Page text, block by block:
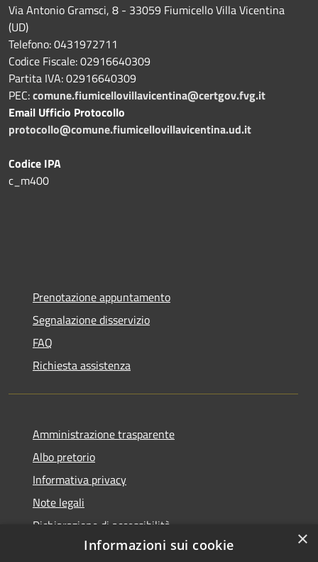
Via Antonio Gramsci, 8 - 33059 Fiumicello Villa Vicentina
(UD)
Telefono: 0431972711
Codice Fiscale: 02916640309
Partita IVA: 02916640309
PEC:comune.fiumicellovillavicentina@certgov.fvg.it
Email Ufficio Protocollo
protocollo@comune.fiumicellovillavicentina.ud.it
Codice IPA
c_m400
Prenotazione appuntamento
Segnalazione disservizio
FAQ
Richiesta assistenza
Amministrazione trasparente
Albo pretorio
Informativa privacy
Note legali
Dichiarazione di accessibilità
×
Informazioni sui cookie